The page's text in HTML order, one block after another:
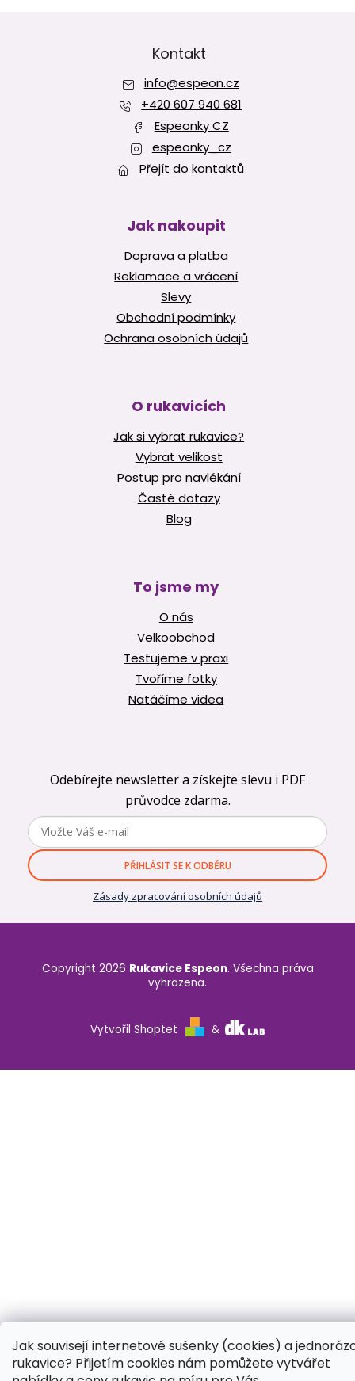
Jak souvisejí internetové sušenky (cookies) a
rukavice? Přijetím cookies nám pomůžete vytvářet
Kontakt
info@espeon.cz
+420 607 940 681
Espeonky CZ
espeonky_cz
Přejít do kontaktů
Jak nakoupit
Doprava a platba
Reklamace a vrácení
Slevy
Obchodní podmínky
Ochrana osobních údajů
O rukavicích
Jak si vybrat rukavice?
Vybrat velikost
Postup pro navlékání
Časté dotazy
Blog
To jsme my
O nás
Velkoobchod
Testujeme v praxi
Tvoříme fotky
Natáčíme videa
Odebírejte newsletter a získejte slevu i PDF
průvodce zdarma.
PŘIHLÁSIT SE K ODBĚRU
Zásady zpracování osobních údajů
Vytvořil Shoptet &
Copyright 2026 Rukavice Espeon. Všechna práva
vyhrazena.